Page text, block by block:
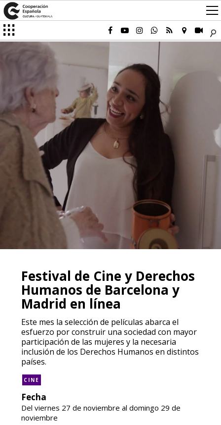
Festival de Cine y Derechos
Humanos de Barcelona y
Madrid en línea
Este mes la selección de películas abarca el
esfuerzo por construir una sociedad con mayor
participación de las mujeres y la necesaria
inclusión de los Derechos Humanos en distintos
países.
CINE
Fecha
Del viernes 27 de noviembre al domingo 29 de
noviembre